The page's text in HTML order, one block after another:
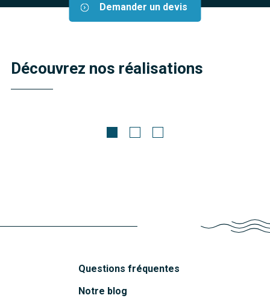
Demander un devis
Découvrez nos réalisations
Questions fréquentes
Notre blog